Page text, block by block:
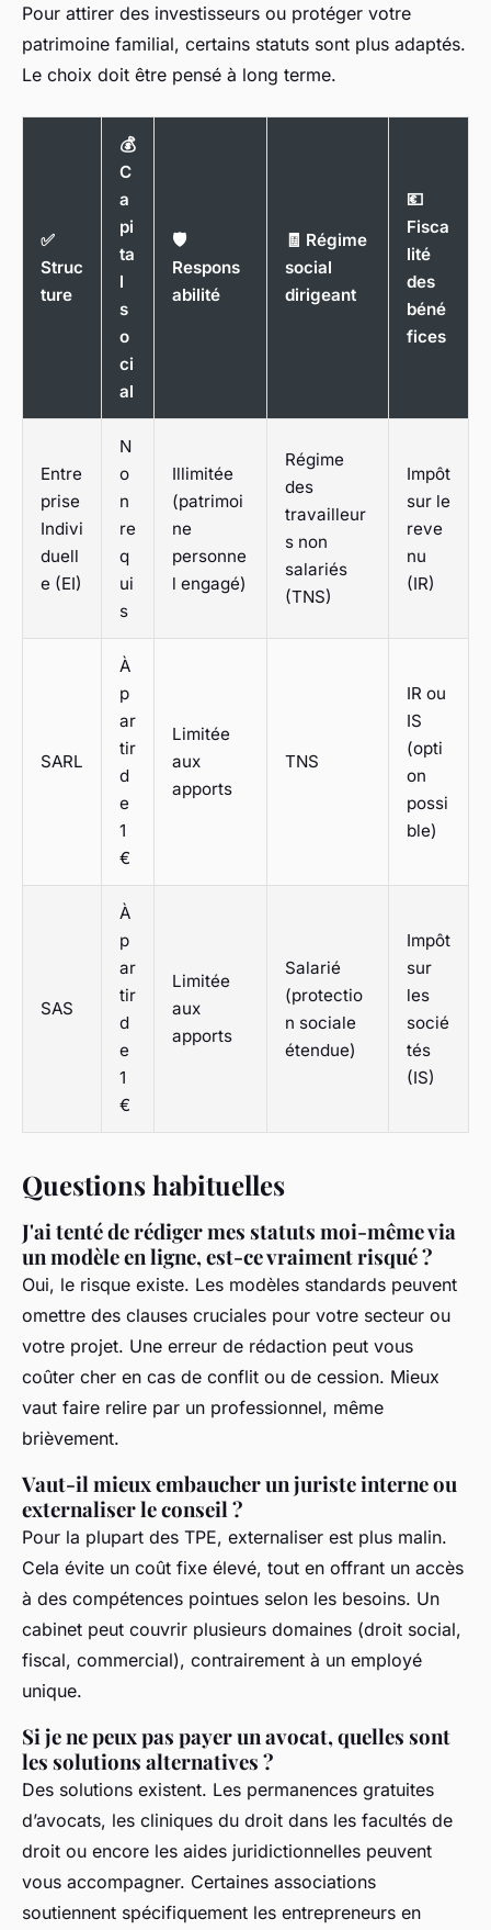
Pour attirer des investisseurs ou protéger votre
patrimoine familial, certains statuts sont plus adaptés.
Le choix doit être pensé à long terme.
✅
Struc
ture
💰
C
a
pi
ta
l
s
o
ci
al
🛡️
Respons
abilité
🧾 Régime
social
dirigeant
💶
Fisca
lité
des
béné
fices
Entre
prise
Indivi
duell
e (EI)
N
o
n
re
q
ui
s
Illimitée
(patrimoi
ne
personne
l engagé)
Régime
des
travailleur
s non
salariés
(TNS)
Impôt
sur le
reve
nu
(IR)
SARL
À
p
ar
tir
d
e
1
€
Limitée
aux
apports
TNS
IR ou
IS
(opti
on
possi
ble)
SAS
À
p
ar
tir
d
e
1
€
Limitée
aux
apports
Salarié
(protectio
n sociale
étendue)
Impôt
sur
les
socié
tés
(IS)
Questions habituelles
J'ai tenté de rédiger mes statuts moi-même via
un modèle en ligne, est-ce vraiment risqué ?
Oui, le risque existe. Les modèles standards peuvent
omettre des clauses cruciales pour votre secteur ou
votre projet. Une erreur de rédaction peut vous
coûter cher en cas de conflit ou de cession. Mieux
vaut faire relire par un professionnel, même
brièvement.
Vaut-il mieux embaucher un juriste interne ou
externaliser le conseil ?
Pour la plupart des TPE, externaliser est plus malin.
Cela évite un coût fixe élevé, tout en offrant un accès
à des compétences pointues selon les besoins. Un
cabinet peut couvrir plusieurs domaines (droit social,
fiscal, commercial), contrairement à un employé
unique.
Si je ne peux pas payer un avocat, quelles sont
les solutions alternatives ?
Des solutions existent. Les permanences gratuites
d’avocats, les cliniques du droit dans les facultés de
droit ou encore les aides juridictionnelles peuvent
vous accompagner. Certaines associations
soutiennent spécifiquement les entrepreneurs en